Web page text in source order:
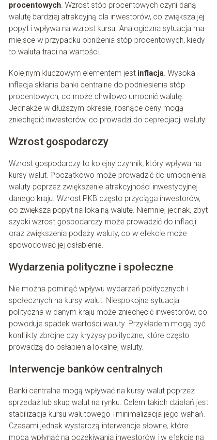
procentowych. Wzrost stóp procentowych czyni daną
walutę bardziej atrakcyjną dla inwestorów, co zwiększa jej
popyt i wpływa na wzrost kursu. Analogiczna sytuacja ma
miejsce w przypadku obniżenia stóp procentowych, kiedy
to waluta traci na wartości.
Kolejnym kluczowym elementem jest inflacja. Wysoka
inflacja skłania banki centralne do podniesienia stóp
procentowych, co może chwilowo umocnić walutę.
Jednakże w dłuższym okresie, rosnące ceny mogą
zniechęcić inwestorów, co prowadzi do deprecjacji waluty.
Wzrost gospodarczy
Wzrost gospodarczy to kolejny czynnik, który wpływa na
kursy walut. Początkowo może prowadzić do umocnienia
waluty poprzez zwiększenie atrakcyjności inwestycyjnej
danego kraju. Wzrost PKB często przyciąga inwestorów,
co zwiększa popyt na lokalną walutę. Niemniej jednak, zbyt
szybki wzrost gospodarczy może prowadzić do inflacji
oraz zwiększenia podaży waluty, co w efekcie może
spowodować jej osłabienie.
Wydarzenia polityczne i społeczne
Nie można pominąć wpływu wydarzeń politycznych i
społecznych na kursy walut. Niespokojna sytuacja
polityczna w danym kraju może zniechęcić inwestorów, co
powoduje spadek wartości waluty. Przykładem mogą być
konflikty zbrojne czy kryzysy polityczne, które często
prowadzą do osłabienia lokalnej waluty.
Interwencje banków centralnych
Banki centralne mogą wpływać na kursy walut poprzez
sprzedaż lub skup walut na rynku. Celem takich działań jest
stabilizacja kursu walutowego i minimalizacja jego wahań.
Czasami jednak wystarczą interwencje słowne, które
mogą wpłynąć na oczekiwania inwestorów i w efekcie na